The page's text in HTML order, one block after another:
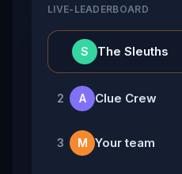
LIVE-LEADERBOARD
S The Sleuths
2 A Clue Crew
3 M Your team